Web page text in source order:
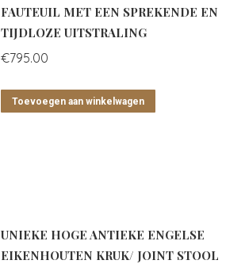
FAUTEUIL MET EEN SPREKENDE EN
TIJDLOZE UITSTRALING
€795.00
Toevoegen aan winkelwagen
UNIEKE HOGE ANTIEKE ENGELSE
EIKENHOUTEN KRUK/ JOINT STOOL